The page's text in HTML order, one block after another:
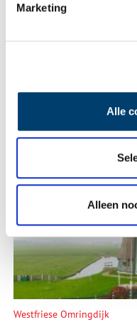
Marketing
Alle
Alleen
Westfriese Omringdijk